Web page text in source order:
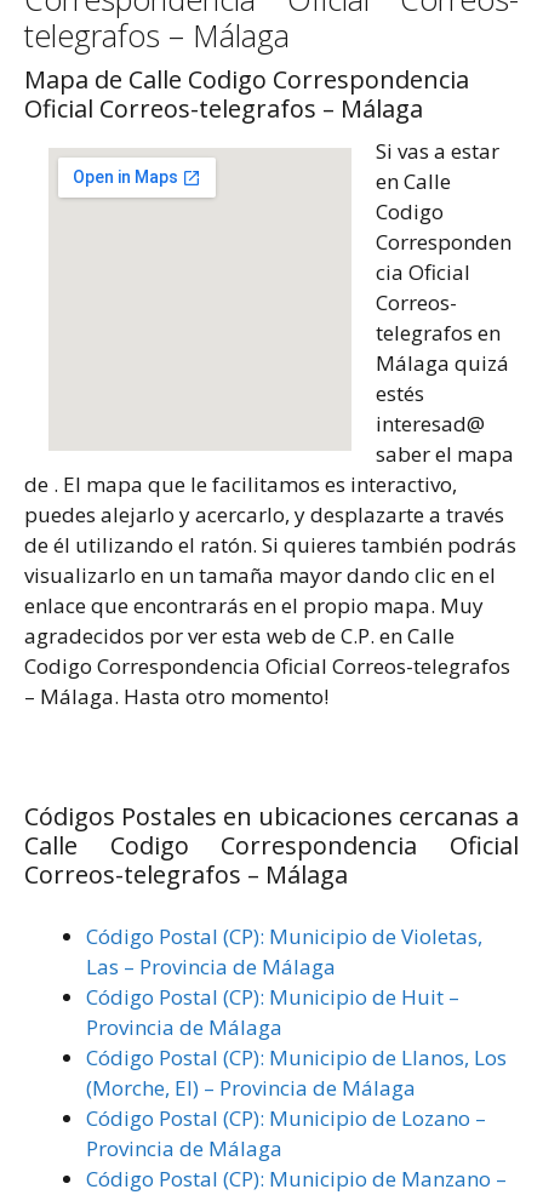
telegrafos – Málaga
Mapa de Calle Codigo Correspondencia
Oficial Correos-telegrafos – Málaga
Si vas a estar
en Calle
Codigo
Corresponden
cia Oficial
Correos-
telegrafos en
Málaga quizá
estés
interesad@
saber el mapa
de . El mapa que le facilitamos es interactivo,
puedes alejarlo y acercarlo, y desplazarte a través
de él utilizando el ratón. Si quieres también podrás
visualizarlo en un tamaña mayor dando clic en el
enlace que encontrarás en el propio mapa. Muy
agradecidos por ver esta web de C.P. en Calle
Codigo Correspondencia Oficial Correos-telegrafos
– Málaga. Hasta otro momento!
Códigos Postales en ubicaciones cercanas a
Calle Codigo Correspondencia Oficial
Correos-telegrafos – Málaga
Código Postal (CP): Municipio de Violetas,
Las – Provincia de Málaga
Código Postal (CP): Municipio de Huit –
Provincia de Málaga
Código Postal (CP): Municipio de Llanos, Los
(Morche, El) – Provincia de Málaga
Código Postal (CP): Municipio de Lozano –
Provincia de Málaga
Código Postal (CP): Municipio de Manzano –